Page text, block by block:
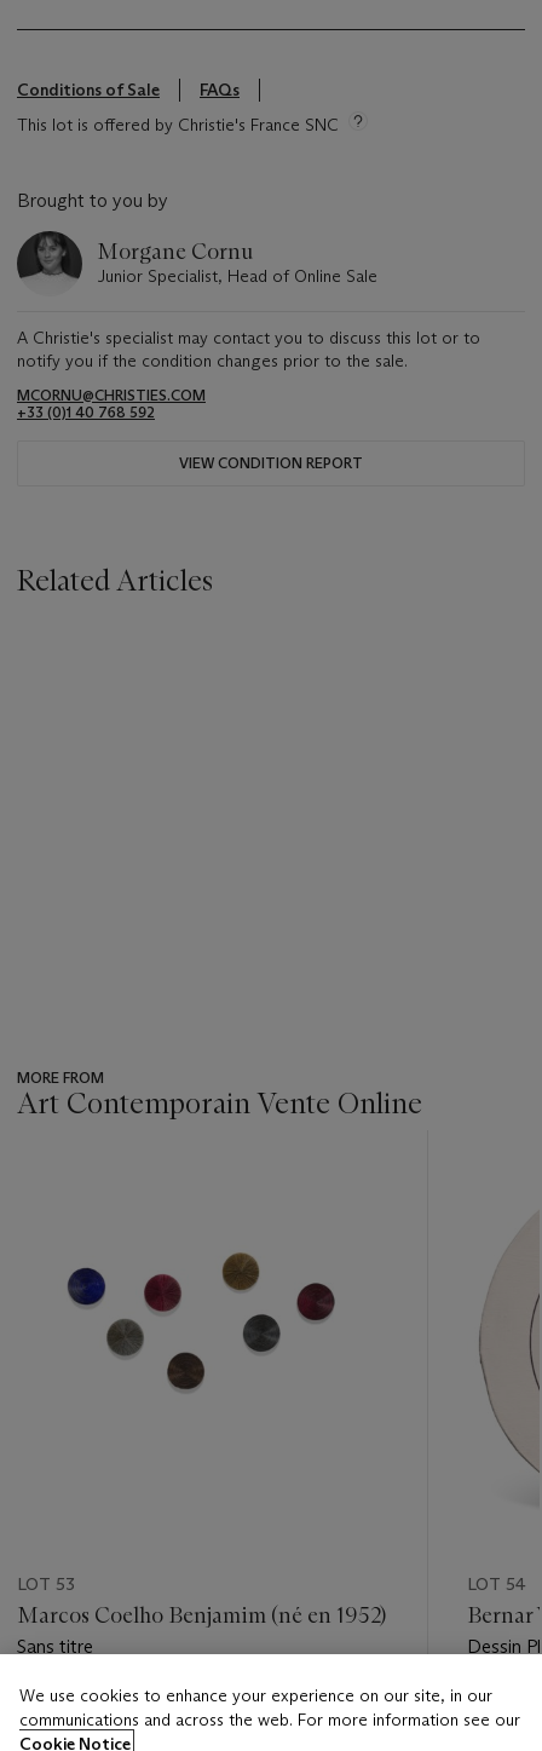
Conditions of Sale
FAQs
This lot is offered by Christie's France SNC
Brought to you by
Morgane Cornu
Junior Specialist, Head of Online Sale
A Christie's specialist may contact you to discuss this lot or to
notify you if the condition changes prior to the sale.
MCORNU@CHRISTIES.COM
+33 (0)1 40 768 592
VIEW CONDITION REPORT
Related Articles
MORE FROM
Art Contemporain Vente Online
LOT 53
Marcos Coelho Benjamim (né en 1952)
Sans titre
Estimate
EUR 1,000 - EUR 1,500
LOT 54
Bernar
Dessin
Estimate
EUR
We use cookies to enhance your experience on our site, in our
communications and across the web. For more information see our
Cookie Notice